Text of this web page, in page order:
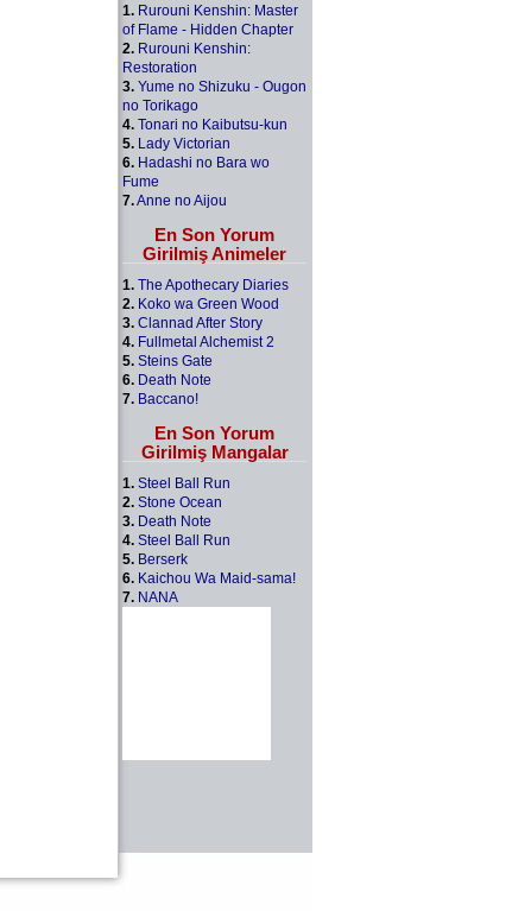
1. Rurouni Kenshin: Master
of Flame - Hidden Chapter
2. Rurouni Kenshin:
Restoration
3. Yume no Shizuku - Ougon
no Torikago
4. Tonari no Kaibutsu-kun
5. Lady Victorian
6. Hadashi no Bara wo
Fume
7.Anne no Aijou
En Son Yorum
Girilmiş Animeler
1. The Apothecary Diaries
2. Koko wa Green Wood
3. Clannad After Story
4. Fullmetal Alchemist 2
5. Steins Gate
6. Death Note
7. Baccano!
En Son Yorum
Girilmiş Mangalar
1. Steel Ball Run
2. Stone Ocean
3. Death Note
4. Steel Ball Run
5. Berserk
6. Kaichou Wa Maid-sama!
7. NANA